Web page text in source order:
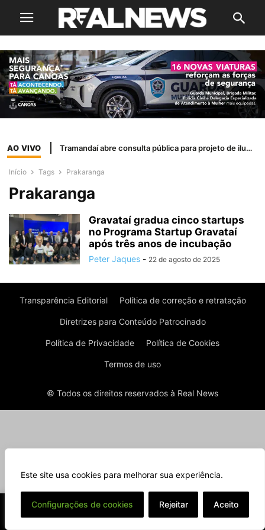
Este site usa cookies para melhorar sua experiência.
Configurações de cookies Rejeitar Aceito
AO VIVO Tramandaí abre consulta pública para projeto de iluminação LED
Início Tags Prakaranga
Prakaranga
Gravataí gradua cinco startups
no Programa Startup Gravataí
após três anos de incubação
Peter Jaques - 22 de agosto de 2025
Transparência Editorial Política de correção e retratação
Diretrizes para Conteúdo Patrocinado
Política de Privacidade Política de Cookies
Termos de uso
© Todos os direitos reservados à Real News